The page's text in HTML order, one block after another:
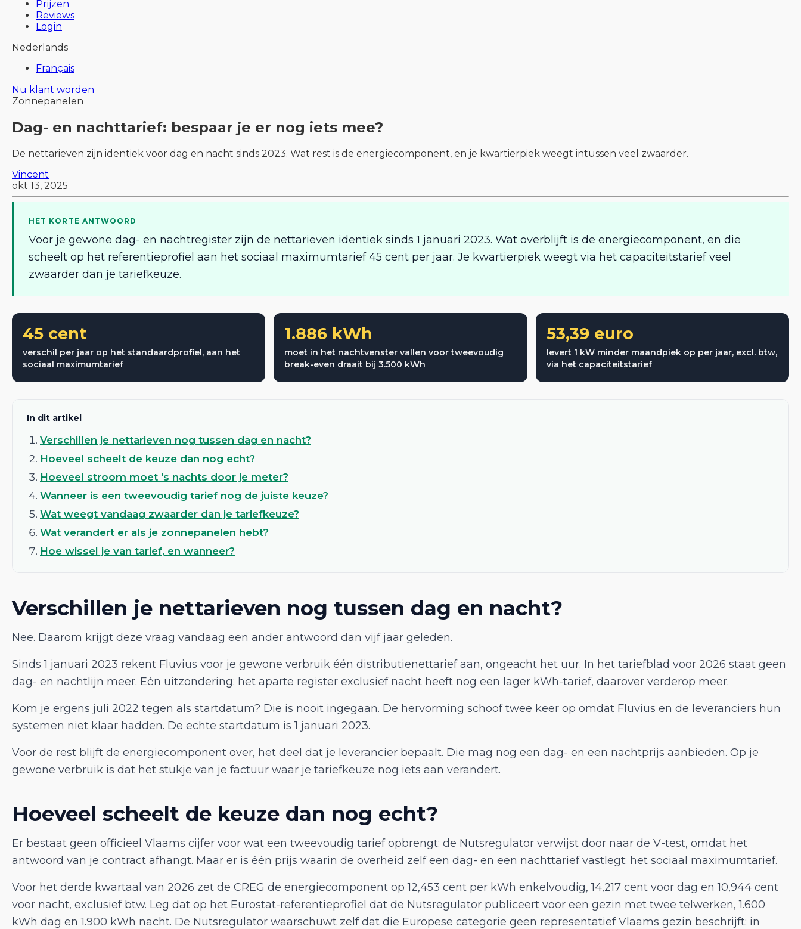
Prijzen
Reviews
Login
Nederlands
Français
Nu klant worden
Zonnepanelen
Dag- en nachttarief: bespaar je er nog iets mee?
De nettarieven zijn identiek voor dag en nacht sinds 2023. Wat rest is de energiecomponent, en je kwartierpiek weegt intussen veel zwaarder.
Vincent
okt 13, 2025
HET KORTE ANTWOORD
Voor je gewone dag- en nachtregister zijn de nettarieven identiek sinds 1 januari 2023. Wat overblijft is de energiecomponent, en die
scheelt op het referentieprofiel aan het sociaal maximumtarief 45 cent per jaar. Je kwartierpiek weegt via het capaciteitstarief veel
zwaarder dan je tariefkeuze.
45 cent
verschil per jaar op het standaardprofiel, aan het
sociaal maximumtarief
1.886 kWh
moet in het nachtvenster vallen voor tweevoudig
break-even draait bij 3.500 kWh
53,39 euro
levert 1 kW minder maandpiek op per jaar, excl. btw,
via het capaciteitstarief
In dit artikel
Verschillen je nettarieven nog tussen dag en nacht?
Hoeveel scheelt de keuze dan nog echt?
Hoeveel stroom moet 's nachts door je meter?
Wanneer is een tweevoudig tarief nog de juiste keuze?
Wat weegt vandaag zwaarder dan je tariefkeuze?
Wat verandert er als je zonnepanelen hebt?
Hoe wissel je van tarief, en wanneer?
Verschillen je nettarieven nog tussen dag en nacht?
Nee. Daarom krijgt deze vraag vandaag een ander antwoord dan vijf jaar geleden.
Sinds 1 januari 2023 rekent Fluvius voor je gewone verbruik één distributienettarief aan, ongeacht het uur. In het tariefblad voor 2026 staat geen
dag- en nachtlijn meer. Eén uitzondering: het aparte register exclusief nacht heeft nog een lager kWh-tarief, daarover verderop meer.
Kom je ergens juli 2022 tegen als startdatum? Die is nooit ingegaan. De hervorming schoof twee keer op omdat Fluvius en de leveranciers hun
systemen niet klaar hadden. De echte startdatum is 1 januari 2023.
Voor de rest blijft de energiecomponent over, het deel dat je leverancier bepaalt. Die mag nog een dag- en een nachtprijs aanbieden. Op je
gewone verbruik is dat het stukje van je factuur waar je tariefkeuze nog iets aan verandert.
Hoeveel scheelt de keuze dan nog echt?
Er bestaat geen officieel Vlaams cijfer voor wat een tweevoudig tarief opbrengt: de Nutsregulator verwijst door naar de V-test, omdat het
antwoord van je contract afhangt. Maar er is één prijs waarin de overheid zelf een dag- en een nachttarief vastlegt: het sociaal maximumtarief.
Voor het derde kwartaal van 2026 zet de CREG de energiecomponent op 12,453 cent per kWh enkelvoudig, 14,217 cent voor dag en 10,944 cent
voor nacht, exclusief btw. Leg dat op het Eurostat-referentieprofiel dat de Nutsregulator publiceert voor een gezin met twee telwerken, 1.600
kWh dag en 1.900 kWh nacht. De Nutsregulator waarschuwt zelf dat die Europese categorie geen representatief Vlaams gezin beschrijft: in